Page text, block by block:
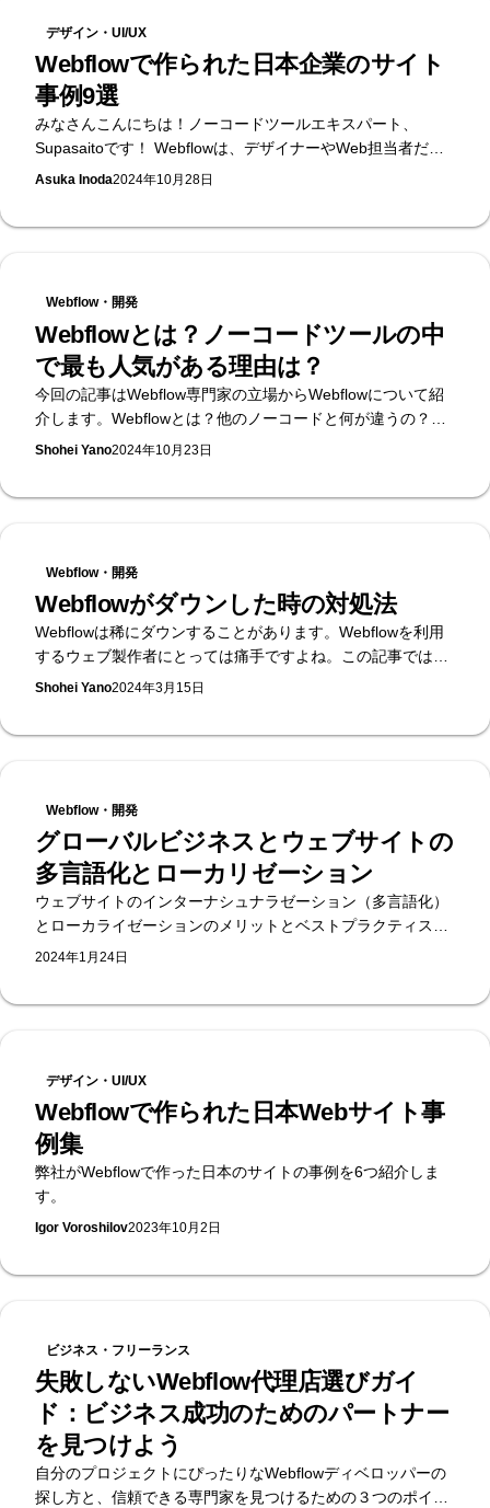
デザイン・UI/UX
Webflowで作られた日本企業のサイト
事例9選
みなさんこんにちは！ノーコードツールエキスパート、
Supasaitoです！ Webflowは、デザイナーやWeb担当者だけ
でもコーディングの知識ゼロでWebサイトを作成できるノー
なサイトが作れるのか、見ていきましょう！
Asuka Inoda2024年10月28日
Webflow・開発
Webflowとは？ノーコードツールの中
で最も人気がある理由は？
今回の記事はWebflow専門家の立場からWebflowについて紹
介します。Webflowとは？他のノーコードと何が違うの？大
企業もWordPressからWebflowに移行するそのメリットと
Shohei Yano2024年10月23日
Webflow・開発
Webflowがダウンした時の対処法
Webflowは稀にダウンすることがあります。Webflowを利用
するウェブ製作者にとっては痛手ですよね。この記事では
Webflowがダウンしたときに行うべき対処法をいくつか紹介
Shohei Yano2024年3月15日
Webflow・開発
グローバルビジネスとウェブサイトの
多言語化とローカリゼーション
ウェブサイトのインターナシュナラゼーション（多言語化）
とローカライゼーションのメリットとベストプラクティスに
ついてご紹介いたします。
2024年1月24日
デザイン・UI/UX
Webflowで作られた日本Webサイト事
例集
弊社がWebflowで作った日本のサイトの事例を6つ紹介しま
す。
Igor Voroshilov2023年10月2日
ビジネス・フリーランス
失敗しないWebflow代理店選びガイ
ド：ビジネス成功のためのパートナー
を見つけよう
自分のプロジェクトにぴったりなWebflowディベロッパーの
探し方と、信頼できる専門家を見つけるための３つのポイン